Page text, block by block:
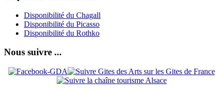
Disponibilité du Chagall
Disponibilité du Picasso
Disponibilité du Rothko
Nous suivre ...